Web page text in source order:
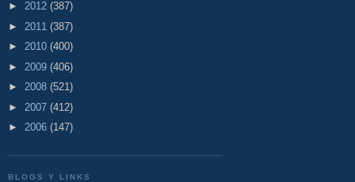
► 2012 (387)
► 2011 (387)
► 2010 (400)
► 2009 (406)
► 2008 (521)
► 2007 (412)
► 2006 (147)
BLOGS Y LINKS